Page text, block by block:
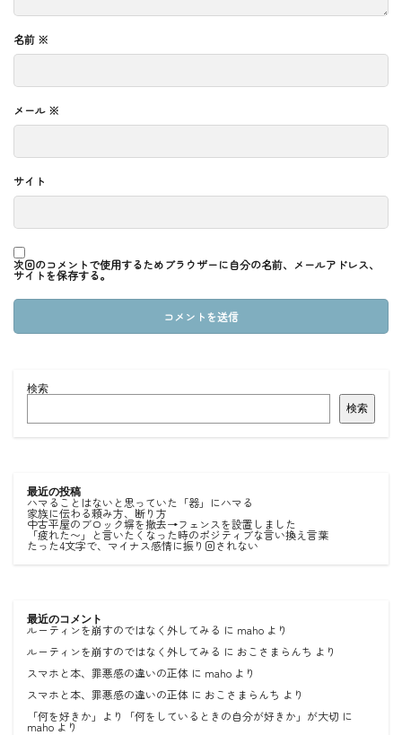
名前 ※
メール ※
サイト
次回のコメントで使用するためブラウザーに自分の名前、メールアドレス、
サイトを保存する。
検索
検索
最近の投稿
ハマることはないと思っていた「器」にハマる
家族に伝わる頼み方、断り方
中古平屋のブロック塀を撤去→フェンスを設置しました
「疲れた〜」と言いたくなった時のポジティブな言い換え言葉
たった4文字で、マイナス感情に振り回されない
最近のコメント
ルーティンを崩すのではなく外してみる に maho より
ルーティンを崩すのではなく外してみる に おこさまらんち より
スマホと本、罪悪感の違いの正体 に maho より
スマホと本、罪悪感の違いの正体 に おこさまらんち より
「何を好きか」より「何をしているときの自分が好きか」が大切 に
mahoより